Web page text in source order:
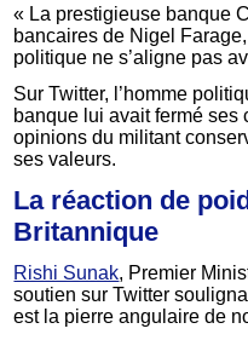
« La prestigieuse banque
bancaires de Nigel
politique ne s’aligne pas
Sur Twitter, l’homme
banque lui avait fermé ses
opinions du militant
ses valeurs.
La réaction de
Britannique
Rishi Sunak, Premier
soutien sur Twitter
est la pierre angulaire de